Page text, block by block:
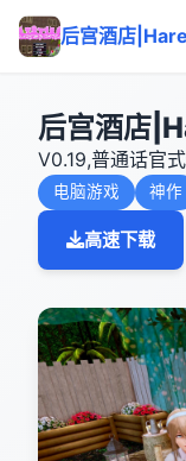
后宫酒店
后宫酒店
V0.19,普通话官
电脑游戏 神作
高速下载